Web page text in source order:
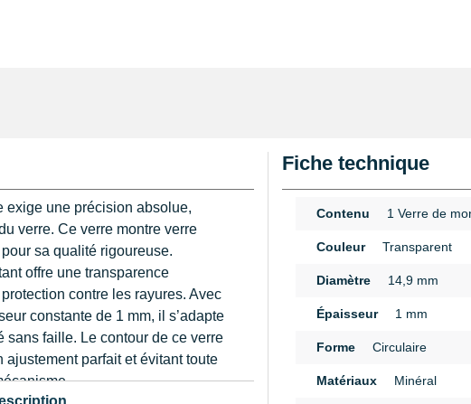
exige une précision absolue,
verre. Ce verre montre verre
sa qualité rigoureuse.
offre une transparence
contre les rayures. Avec
constante de 1 mm, il s’adapte
sans faille. Le contour de ce verre
parfait et évitant toute
Fiche technique
Contenu 1 Verre de
Couleur Transparent
Diamètre 14,9 mm
Épaisseur 1 mm
Forme Circulaire
Matériaux Minéral